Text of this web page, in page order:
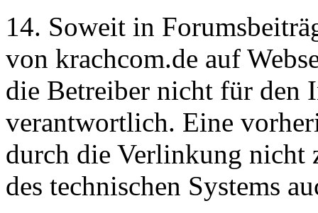
14. Soweit in
von krachcom.de auf
die Betreiber nicht für den
verantwortlich. Eine
durch die Verlinkung nicht
des technischen Systems